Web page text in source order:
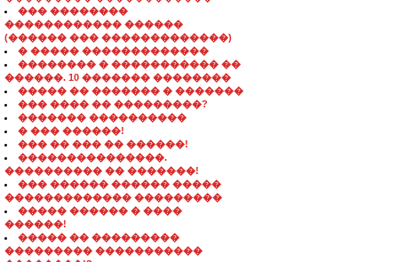
��� ��������
������������ ������
(������ ��� �������������)
� ����� �������������
�������� � ����������� ��
������. 10 ������� ��������
����� �� ������� � �������
��� ���� �� ���������?
������� ����������
� ��� ������!
��� �� ��� �� ������!
���������������.
���������� �� �������!
��� ������ ������ �����
������������� ���������
����� ������ � ����
������!
����� �� ���������
��������� �����������